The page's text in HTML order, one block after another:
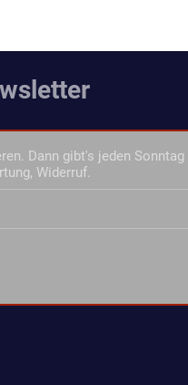
Dann gibt's jeden
Widerruf.